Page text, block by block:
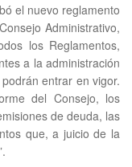
el nuevo reglamento
Administrativo,
los Reglamentos,
a la administración
entrar en vigor.
del Consejo, los
de deuda, las
que, a juicio de la